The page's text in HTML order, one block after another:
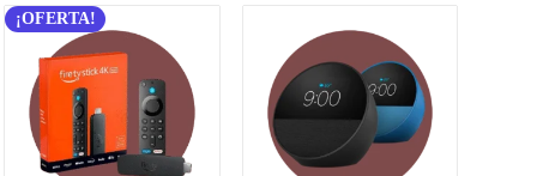
¡OFERTA!